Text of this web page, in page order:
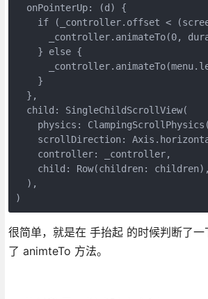
  onPointerUp: (d) {
if (_controller.offset <
_controller.animateTo(0,
    } else {
    }
  },
  child: SingleChildScrollView(
physics:
scrollDirection:
    controller: _controller,
    child: Row(children: children),
  ),
)
很简单，就是在 手抬起 的时候判断了一
了 animteTo 方法。